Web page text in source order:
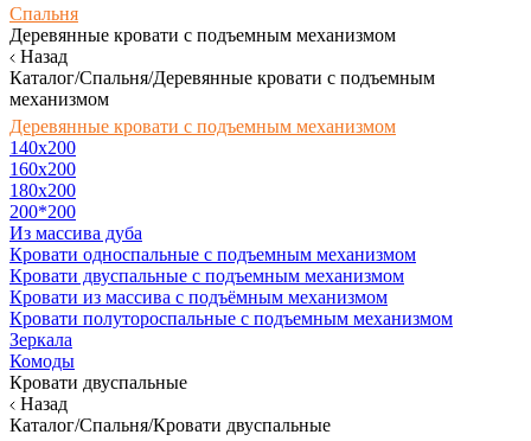
Спальня
Деревянные кровати с подъемным механизмом
Назад
Каталог/Спальня/Деревянные кровати с подъемным
механизмом
Деревянные кровати с подъемным механизмом
140x200
160х200
180х200
200*200
Из массива дуба
Кровати односпальные с подъемным механизмом
Кровати двуспальные с подъемным механизмом
Кровати из массива с подъёмным механизмом
Кровати полутороспальные с подъемным механизмом
Зеркала
Комоды
Кровати двуспальные
Назад
Каталог/Спальня/Кровати двуспальные